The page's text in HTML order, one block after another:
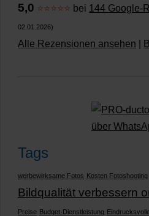
5,0 ⭐⭐⭐⭐⭐ bei 144 Google-
02.01.2026)
Alle Rezensionen ansehen
Tags
werbewirksame Fotos Kosten Fotoshooting
Bildqualität verbessern
Preise Budget-Dienstleistung